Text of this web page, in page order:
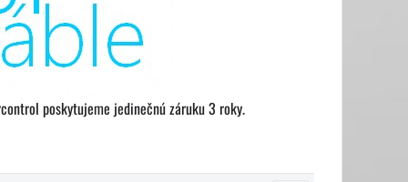
poskytujeme jedinečnú záruku 3 roky.